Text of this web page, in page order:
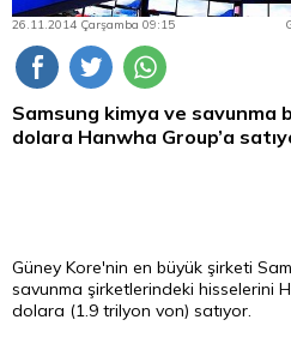
26.11.2014 Çarşamba 09:15
Samsung kimya ve savunma
dolara Hanwha Group’a
Güney Kore'nin en büyük şirketi
savunma şirketlerindeki hisselerini
dolara (1.9 trilyon von) satıyor.